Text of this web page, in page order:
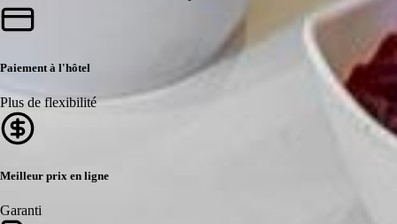
Paiement à l'hôtel
Plus de flexibilité
Meilleur prix en ligne
Garanti